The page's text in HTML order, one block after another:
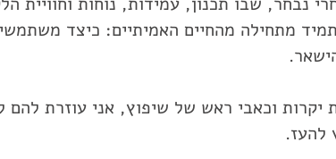
מתחילה מהחיים האמיתיים: כיצד
יקרות וכאבי ראש של שיפוץ, אני עוזרת להם
להעז.